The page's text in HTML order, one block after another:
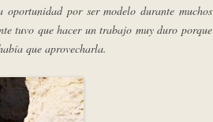
por ser modelo durante muchos
tuvo que hacer un trabajo muy duro porque
que aprovecharla.